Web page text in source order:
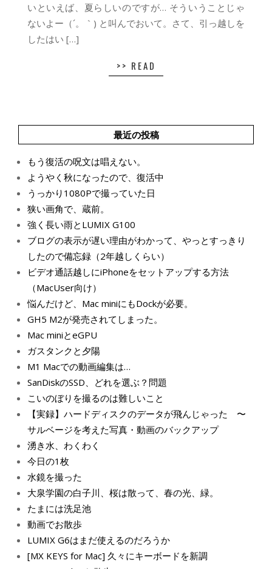
いといえば、夏らしいのですが… そういうことじゃ
ないよー（´。｀) と叫んでおいて。さて、引っ越しを
したはい […]
>> READ
最近の投稿
もう復活の呪文は唱えない。
ようやく秋になったので、復活中
うっかり1080Pで撮っていた日
狭い画角で、蔵前。
強く長い雨とLUMIX G100
ブログの表示が遅い理由がわかって、やっとすっきり
したので備忘録（2年越しくらい）
ビデオ通話越しにiPhoneをセットアップする方法
（MacUser向け）
悩んだけど、Mac miniにもDockが必要。
GH5 M2が発売されてしまった。
Mac miniとeGPU
ガスタンクと夕陽
M1 Macでの動画編集は…
SanDiskのSSD、どれを選ぶ？問題
こいのぼりを撮るのは難しいこと
【実録】ハードディスクのデータが飛んじゃった 〜
サルベージを考えた写真・動画のバックアップ
湧き水、わくわく
今日の1枚
水鏡を撮った
大泉学園の白子川、桜は散って、春の光、緑。
たまには洗足池
動画でお散歩
LUMIX G6はまだ使えるのだろうか
[MX KEYS for Mac] 久々にキーボードを新調